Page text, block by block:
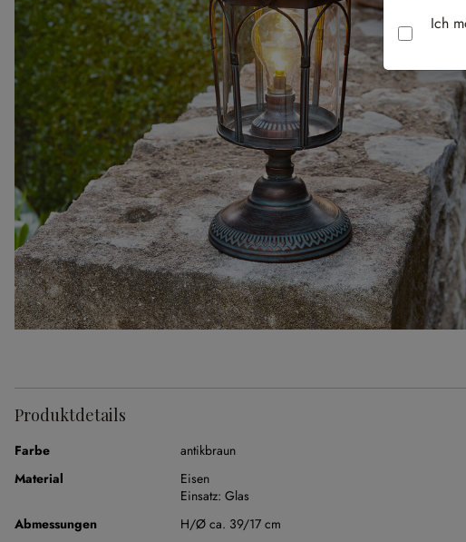
Produktdetails
Farbe
antikbraun
Material
Eisen
Einsatz: Glas
Abmessungen
H/Ø ca. 39/17 cm
Ich